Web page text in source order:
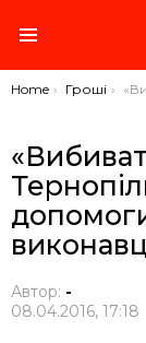
You are here:
Home Гроші «Вибивати»
Автор: -
08.04.2016, 17:18